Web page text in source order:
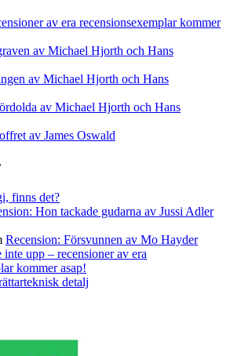
av era recensionsexemplar kommer
av Michael Hjorth och Hans
av Michael Hjorth och Hans
av Michael Hjorth och Hans
av James Oswald
finns det?
Hon tackade gudarna av Jussi Adler
Recension: Försvunnen av Mo Hayder
inte upp – recensioner av era
kommer asap!
detalj